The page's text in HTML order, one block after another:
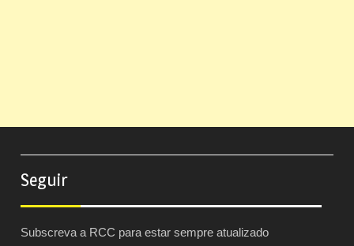
Seguir
Subscreva a RCC para estar sempre atualizado